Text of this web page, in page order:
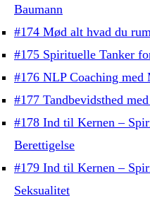
Baumann
#174 Mød alt hvad du
#175 Spirituelle Tanker
#176 NLP Coaching med
#177 Tandbevidsthed
#178 Ind til Kernen –
Berettigelse
#179 Ind til Kernen –
Seksualitet